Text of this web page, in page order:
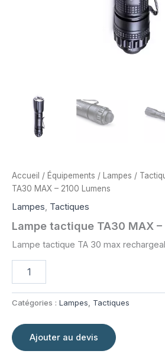
Accueil / Équipements / Lampes /
TA30 MAX – 2100 Lumens
Lampes, Tactiques
Lampe tactique TA30 MAX –
Lampe tactique TA 30 max
tactique
MAX
-
2100
Catégories : Lampes, Tactiques
Ajouter au devis